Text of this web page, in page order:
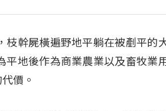
幹屍橫遍野地平躺在被剷平的
地後作為商業農業以及畜牧業
價。